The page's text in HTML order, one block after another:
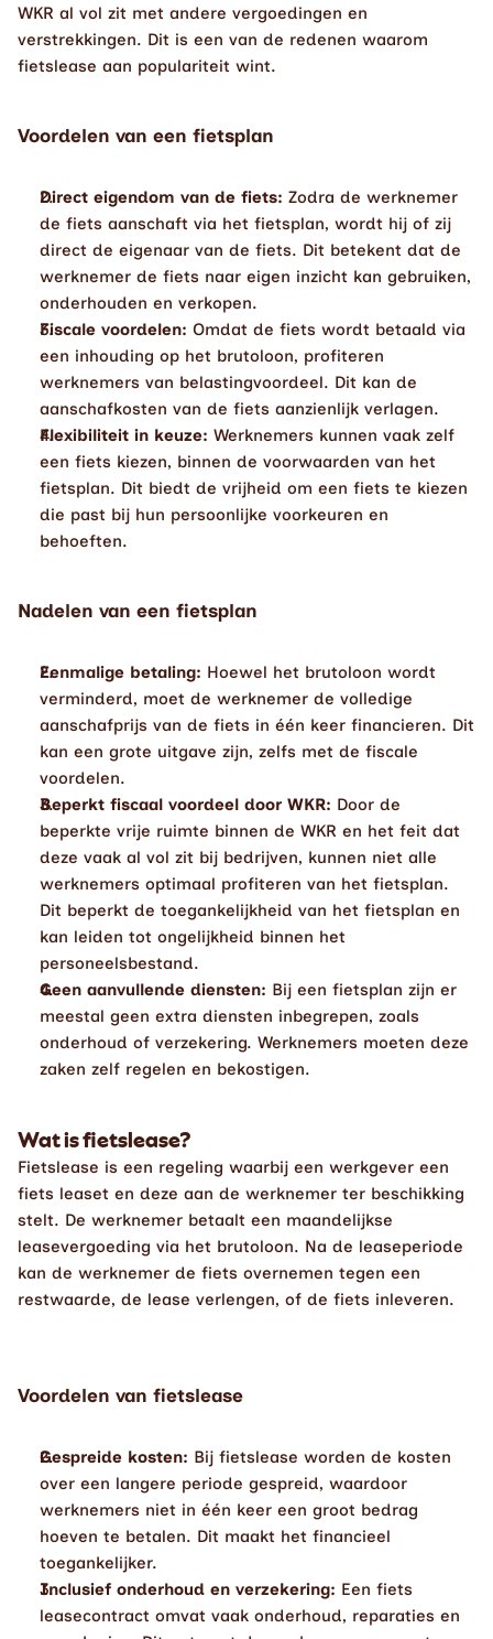
WKR al vol zit met andere vergoedingen en
verstrekkingen. Dit is een van de redenen waarom
fietslease aan populariteit wint.
Voordelen van een fietsplan
Direct eigendom van de fiets: Zodra de werknemer
de fiets aanschaft via het fietsplan, wordt hij of zij
direct de eigenaar van de fiets. Dit betekent dat de
werknemer de fiets naar eigen inzicht kan gebruiken,
onderhouden en verkopen.
Fiscale voordelen: Omdat de fiets wordt betaald via
een inhouding op het brutoloon, profiteren
werknemers van belastingvoordeel. Dit kan de
aanschafkosten van de fiets aanzienlijk verlagen.
Flexibiliteit in keuze: Werknemers kunnen vaak zelf
een fiets kiezen, binnen de voorwaarden van het
fietsplan. Dit biedt de vrijheid om een fiets te kiezen
die past bij hun persoonlijke voorkeuren en
behoeften.
Nadelen van een fietsplan
Eenmalige betaling: Hoewel het brutoloon wordt
verminderd, moet de werknemer de volledige
aanschafprijs van de fiets in één keer financieren. Dit
kan een grote uitgave zijn, zelfs met de fiscale
voordelen.
Beperkt fiscaal voordeel door WKR: Door de
beperkte vrije ruimte binnen de WKR en het feit dat
deze vaak al vol zit bij bedrijven, kunnen niet alle
werknemers optimaal profiteren van het fietsplan.
Dit beperkt de toegankelijkheid van het fietsplan en
kan leiden tot ongelijkheid binnen het
personeelsbestand.
Geen aanvullende diensten: Bij een fietsplan zijn er
meestal geen extra diensten inbegrepen, zoals
onderhoud of verzekering. Werknemers moeten deze
zaken zelf regelen en bekostigen.
Wat is fietslease?
Fietslease is een regeling waarbij een werkgever een
fiets leaset en deze aan de werknemer ter beschikking
stelt. De werknemer betaalt een maandelijkse
leasevergoeding via het brutoloon. Na de leaseperiode
kan de werknemer de fiets overnemen tegen een
restwaarde, de lease verlengen, of de fiets inleveren.
Voordelen van fietslease
Gespreide kosten: Bij fietslease worden de kosten
over een langere periode gespreid, waardoor
werknemers niet in één keer een groot bedrag
hoeven te betalen. Dit maakt het financieel
toegankelijker.
Inclusief onderhoud en verzekering: Een fiets
leasecontract omvat vaak onderhoud, reparaties en